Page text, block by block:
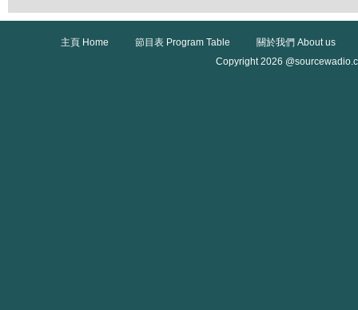
主頁 Home 節目表 Program Table
關於我們 About us
Copyright 2026